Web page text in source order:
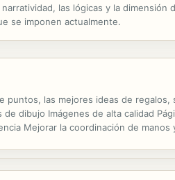
las lógicas y la
se imponen actualmente.
puntos, las mejores ideas de
de dibujo Imágenes de alta calidad
Mejorar la coordinación de